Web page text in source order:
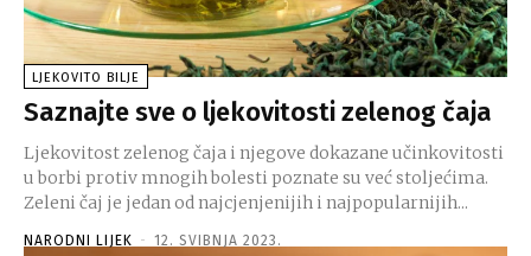
LJEKOVITO BILJE
Saznajte sve o ljekovitosti zelenog čaja
Ljekovitost zelenog čaja i njegove dokazane učinkovitosti
u borbi protiv mnogih bolesti poznate su već stoljećima.
Zeleni čaj je jedan od najcjenjenijih i najpopularnijih...
NARODNI LIJEK - 12. SVIBNJA 2023.